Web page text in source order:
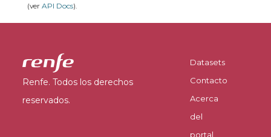
(ver API Docs).
Renfe. Todos los derechos
reservados.
Datasets
Contacto
Acerca
del
portal